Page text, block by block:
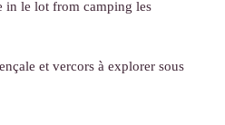
in le lot from camping les
et vercors à explorer sous